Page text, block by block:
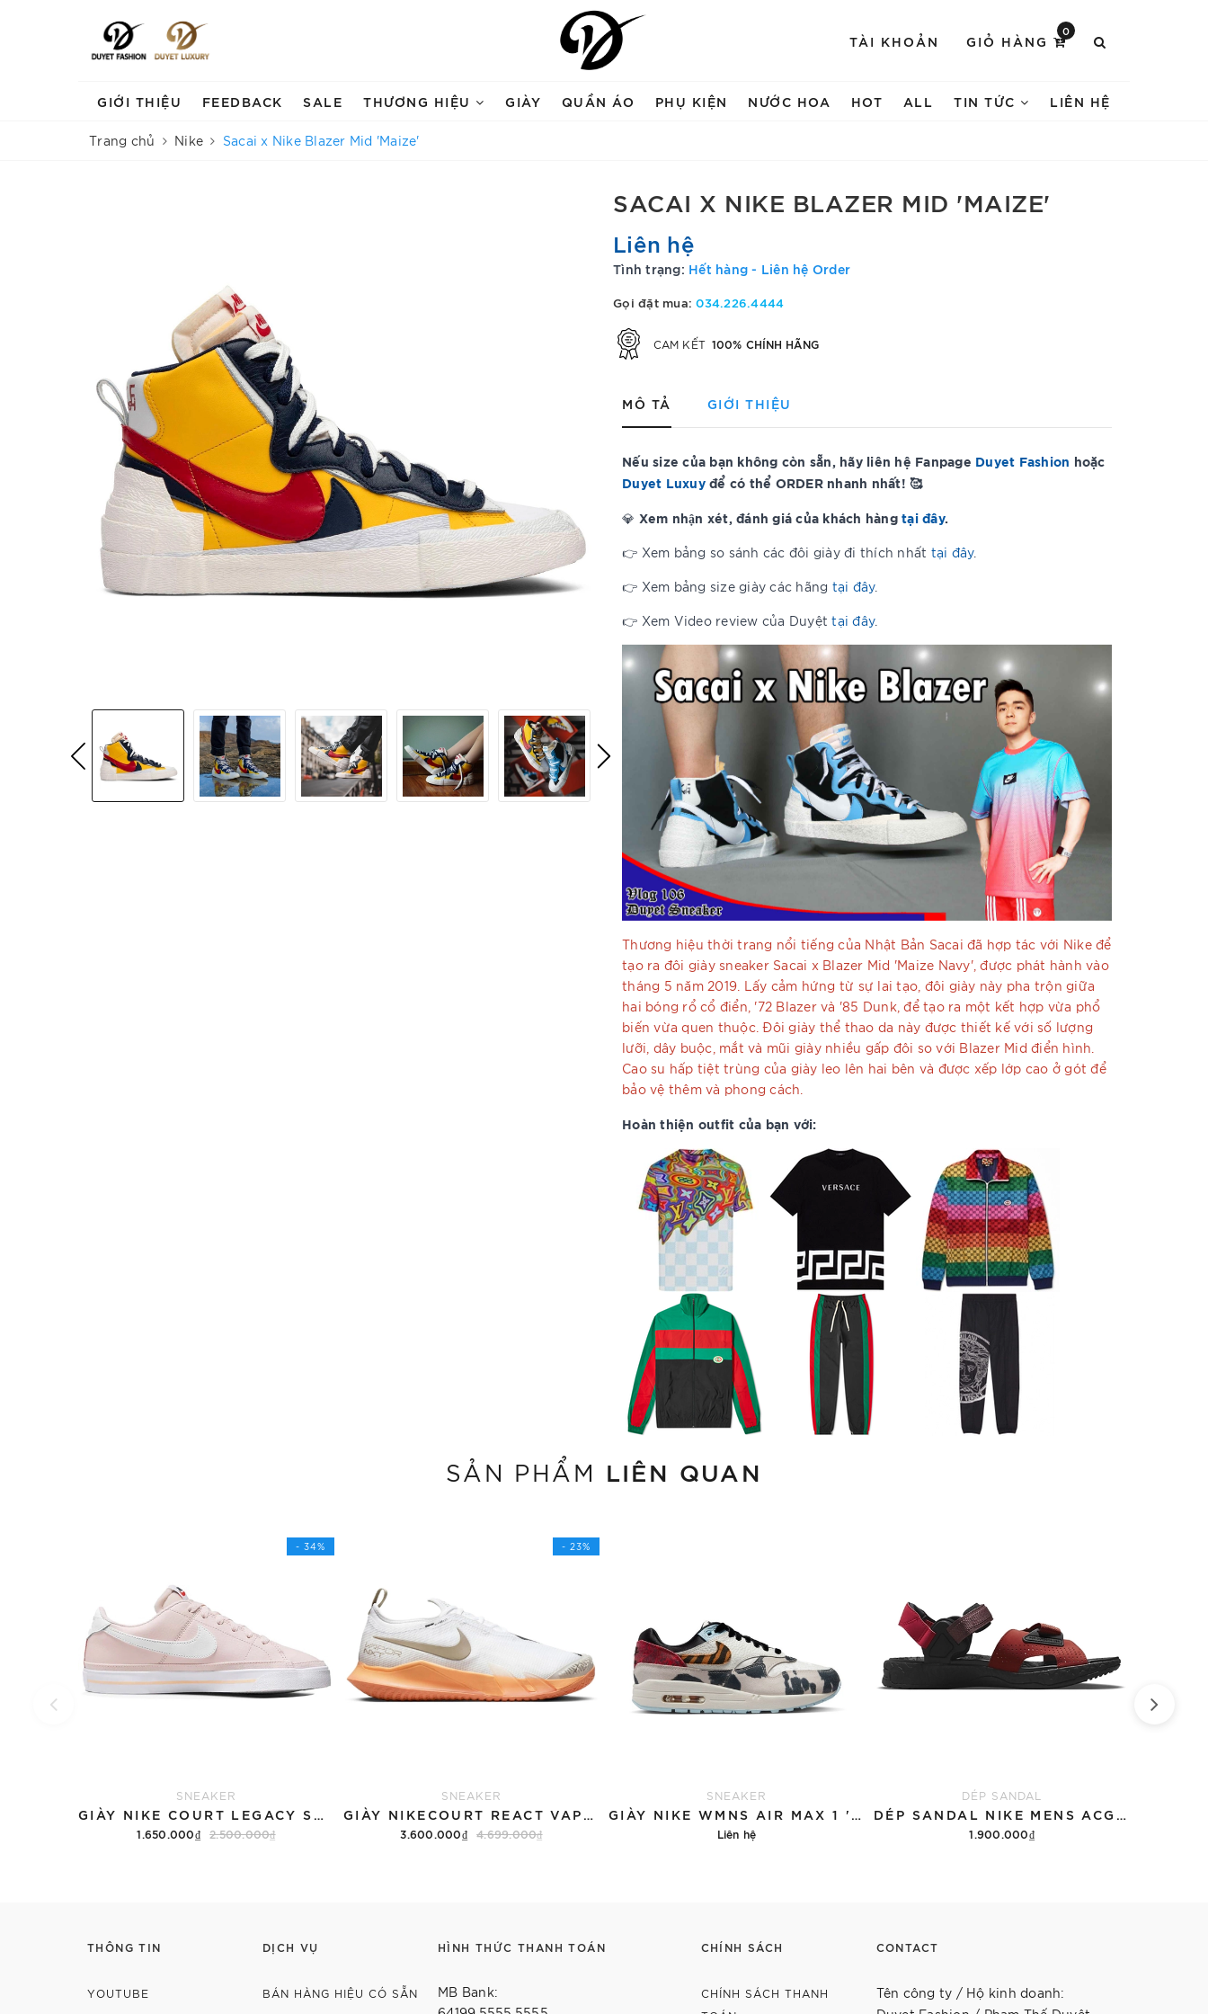
TÀI KHOẢN GIỎ HÀNG
0
GIỚI THIỆU FEEDBACK SALE THƯƠNG HIỆU GIÀY QUẦN ÁO PHỤ KIỆN NƯỚC HOA HOT ALL TIN TỨC LIÊN HỆ
Trang chủ Nike Sacai x Nike Blazer Mid 'Maize'
SACAI X NIKE BLAZER MID 'MAIZE'
Liên hệ
Tình trạng: Hết hàng - Liên hệ Order
Gọi đặt mua:034.226.4444
CAM KẾT 100% CHÍNH HÃNG
MÔ TẢ GIỚI THIỆU
Nếu size của bạn không còn sẵn, hãy liên hệ Fanpage Duyet Fashion hoặc
Duyet Luxuyđể có thể ORDER nhanh nhất! 🥰
💎 Xem nhận xét, đánh giá của khách hàng tại đây.
👉 Xem bảng so sánh các đôi giày đi thích nhất tại đây.
👉 Xem bảng size giày các hãng tại đây.
👉 Xem Video review của Duyệttại đây.
Thương hiệu thời trang nổi tiếng của Nhật Bản Sacai đã hợp tác với Nike để
tạo ra đôi giày sneaker Sacai x Blazer Mid 'Maize Navy', được phát hành vào
tháng 5 năm 2019. Lấy cảm hứng từ sự lai tạo, đôi giày này pha trộn giữa
hai bóng rổ cổ điển, '72 Blazer và '85 Dunk, để tạo ra một kết hợp vừa phổ
biến vừa quen thuộc. Đôi giày thể thao da này được thiết kế với số lượng
lưỡi, dây buộc, mắt và mũi giày nhiều gấp đôi so với Blazer Mid điển hình.
Cao su hấp tiệt trùng của giày leo lên hai bên và được xếp lớp cao ở gót để
bảo vệ thêm và phong cách.
Hoàn thiện outfit của bạn với:
SẢN PHẨM LIÊN QUAN
- 34%
SNEAKER
1.650.000₫ 2.500.000₫
- 23%
SNEAKER
3.600.000₫ 4.699.000₫
SNEAKER
Liên hệ
DÉP SANDAL
1.900.000₫
THÔNG TIN
YOUTUBE
DỊCH VỤ
BÁN HÀNG HIỆU CÓ SẴN
HÌNH THỨC THANH TOÁN
MB Bank:
CHÍNH SÁCH
CHÍNH SÁCH THANH
CONTACT
Tên công ty / Hộ kinh doanh: